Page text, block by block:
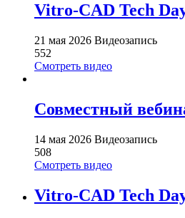
Vitro-CAD Tech
21 мая 2026 Видеозапись
552
Смотреть видео
Совместный
14 мая 2026 Видеозапись
508
Смотреть видео
Vitro-CAD Tech